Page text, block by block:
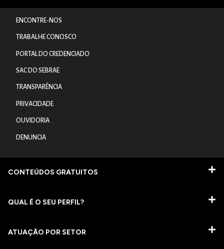
ENCONTRE-NOS
TRABALHE CONOSCO
PORTAL DO CREDENCIADO
SAC DO SEBRAE
TRANSPARÊNCIA
PRIVACIDADE
OUVIDORIA
DENUNCIA
CONTEÚDOS GRATUITOS
QUAL É O SEU PERFIL?
ATUAÇÃO POR SETOR